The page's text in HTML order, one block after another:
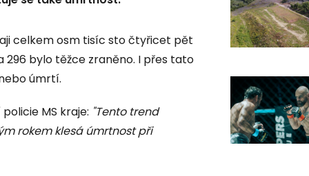
celkem osm tisíc sto čtyřicet pět
296 bylo těžce zraněno. I přes tato
úmrtí.
MS kraje: "Tento trend
rokem klesá úmrtnost při